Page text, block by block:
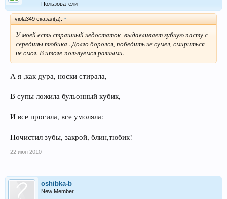
Пользователи
viola349 сказал(а): ↑
У моей есть страшный недостаток- выдавливает зубную пасту с
середины тюбика . Долго боролся, победить не сумел, смириться-
не смог. В итоге-пользуемся разными.
А я ,как дура, носки стирала,
В супы ложила бульонный кубик,
И все просила, все умоляла:
Почистил зубы, закрой, блин,тюбик!
22 июн 2010
oshibka-b
New Member